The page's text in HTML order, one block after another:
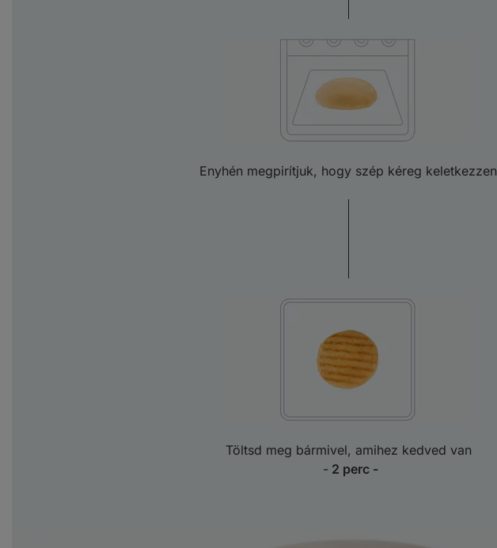
Enyhén megpirítjuk, hogy szép kéreg keletkezzen
Töltsd meg bármivel, amihez kedved van
- 2 perc -